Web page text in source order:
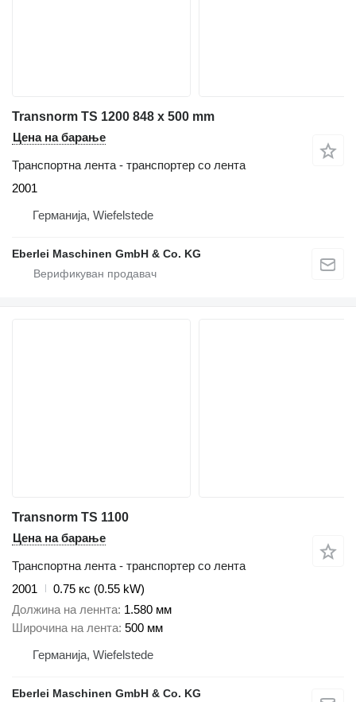
Transnorm TS 1200 848 x 500 mm
Цена на барање
Транспортна лента - транспортер со лента
2001
Германија, Wiefelstede
Eberlei Maschinen GmbH & Co. KG
Transnorm TS 1100
Цена на барање
Транспортна лента - транспортер со лента
2001
0.75 кс (0.55 kW)
Должина на леннта 1.580 мм
Широчина на лента 500 мм
Германија, Wiefelstede
Eberlei Maschinen GmbH & Co. KG